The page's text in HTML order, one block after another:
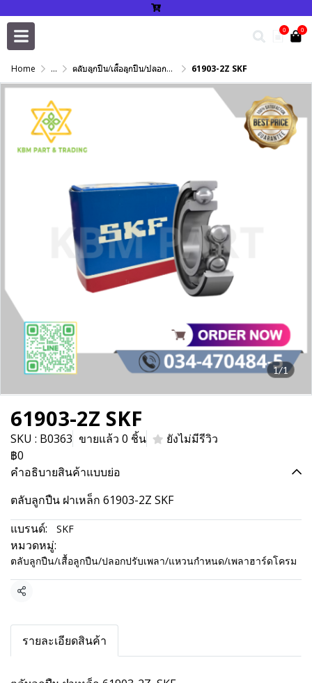
0 0
Home ... ตลับลูกปืน/เสื้อลูกปืน/ปลอกปรับเพลา/แหวนกำหนด/เพลาฮาร์ดโครม 61903-2Z SKF
1/1
61903-2Z SKF
SKU : B0363 ขายแล้ว 0 ชิ้น
ยังไม่มีรีวิว
฿0
คำอธิบายสินค้าแบบย่อ
ตลับลูกปืน ฝาเหล็ก 61903-2Z SKF
แบรนด์:
SKF
หมวดหมู่:
ตลับลูกปืน/เสื้อลูกปืน/ปลอกปรับเพลา/แหวนกำหนด/เพลาฮาร์ดโครม
แชร์
รายละเอียดสินค้า